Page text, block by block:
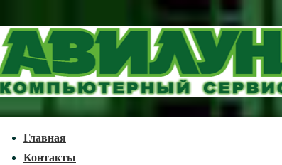
Перейти
к
основному
содержимому
Главная
Контакты